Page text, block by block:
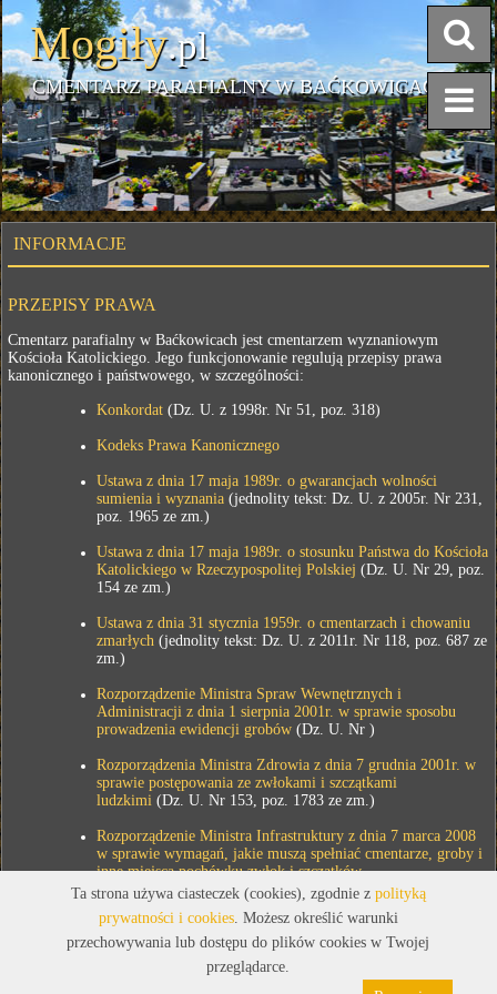
Mogiły.pl
CMENTARZ PARAFIALNY W BAĆKOWICACH
INFORMACJE
PRZEPISY PRAWA
Cmentarz parafialny w Baćkowicach jest cmentarzem wyznaniowym
Kościoła Katolickiego. Jego funkcjonowanie regulują przepisy prawa
kanonicznego i państwowego, w szczególności:
Konkordat (Dz. U. z 1998r. Nr 51, poz. 318)
Kodeks Prawa Kanonicznego
Ustawa z dnia 17 maja 1989r. o gwarancjach wolności
sumienia i wyznania (jednolity tekst: Dz. U. z 2005r. Nr 231,
poz. 1965 ze zm.)
Ustawa z dnia 17 maja 1989r. o stosunku Państwa do Kościoła
Katolickiego w Rzeczypospolitej Polskiej (Dz. U. Nr 29, poz.
154 ze zm.)
Ustawa z dnia 31 stycznia 1959r. o cmentarzach i chowaniu
zmarłych (jednolity tekst: Dz. U. z 2011r. Nr 118, poz. 687 ze
zm.)
Rozporządzenie Ministra Spraw Wewnętrznych i
Administracji z dnia 1 sierpnia 2001r. w sprawie sposobu
prowadzenia ewidencji grobów (Dz. U. Nr )
Rozporządzenia Ministra Zdrowia z dnia 7 grudnia 2001r. w
sprawie postępowania ze zwłokami i szczątkami
ludzkimi (Dz. U. Nr 153, poz. 1783 ze zm.)
Rozporządzenie Ministra Infrastruktury z dnia 7 marca 2008
w sprawie wymagań, jakie muszą spełniać cmentarze, groby i
inne miejsca pochówku zwłok i szczątków
Ta strona używa ciasteczek (cookies), zgodnie z polityką
prywatności i cookies. Możesz określić warunki
przechowywania lub dostępu do plików cookies w Twojej
przeglądarce.